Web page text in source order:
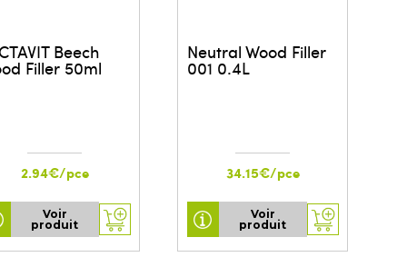
Beech
Filler 50ml
2.94€/pce
Voir
produit
Neutral Wood Filler
001 0.4L
34.15€/pce
Voir
produit